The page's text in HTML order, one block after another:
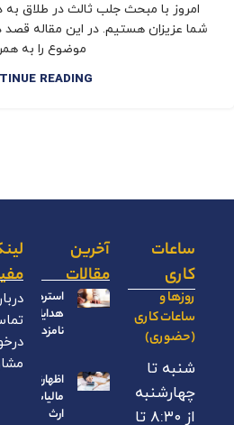
امروز با مبحث جلب ثالث در طلاق
شما عزیزان هستیم. در این مقاله قصد
موضوع را به
READING
ساعات
کاری
روزها و
ساعات کاری
(حضوری)
شنبه تا
چهارشنبه
از ۸:۳۰ تا
آخرین
مقالات
استرداد
هدایای
نامزدی
اظهارنامه
مالیات بر
ارث